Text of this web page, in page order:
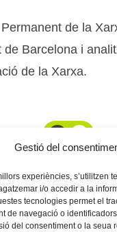
Gestió del
experiències, s’utilitzen
i/o accedir a la
tecnologies permet el
de navegació o
del consentiment o la seua
de la
de Barcelona i
de la Xarxa.